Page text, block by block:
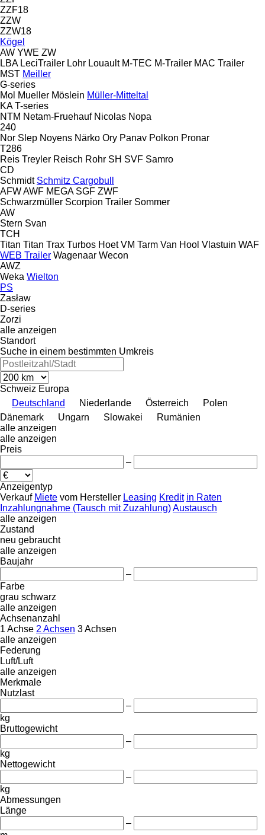
ZZF18
ZZW
ZZW18
Kögel
AW YWE ZW
LBA LeciTrailer Lohr Louault M-TEC M-Trailer MAC Trailer
MST Meiller
G-series
Mol Mueller Möslein Müller-Mitteltal
KA T-series
NTM Netam-Fruehauf Nicolas Nopa
240
Nor Slep Noyens Närko Ory Panav Polkon Pronar
T286
Reis Treyler Reisch Rohr SH SVF Samro
CD
Schmidt Schmitz Cargobull
AFWAWF MEGA SGF ZWF
Schwarzmüller Scorpion Trailer Sommer
AW
Stern Svan
TCH
Titan Titan Trax Turbos Hoet VM Tarm Van Hool Vlastuin WAF
WEB Trailer Wagenaar Wecon
AWZ
Weka Wielton
PS
Zasław
D-series
Zorzi
alle anzeigen
Standort
Suche in einem bestimmten Umkreis
Schweiz Europa
Deutschland
Niederlande Österreich
Polen
Dänemark
Ungarn Slowakei
Rumänien
alle anzeigen
alle anzeigen
Preis
–
Anzeigentyp
Verkauf Miete vom Hersteller Leasing Kredit in Raten
Inzahlungnahme (Tausch mit Zuzahlung)Austausch
alle anzeigen
Zustand
neu gebraucht
alle anzeigen
Baujahr
–
Farbe
grau schwarz
alle anzeigen
Achsenanzahl
1 Achse 2 Achsen 3 Achsen
alle anzeigen
Federung
Luft/Luft
alle anzeigen
Merkmale
Nutzlast
–
kg
Bruttogewicht
–
kg
Nettogewicht
–
kg
Abmessungen
Länge
–